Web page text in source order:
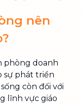
nên
phòng doanh
sự phát triển
còn đối với
lĩnh vực giáo